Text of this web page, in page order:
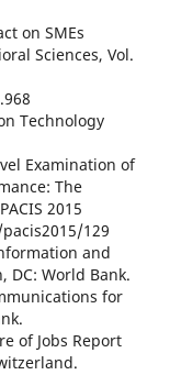
on SMEs
Sciences, Vol.
Technology
Examination of
The
2015
129
and
DC: World Bank.
for
of Jobs Report